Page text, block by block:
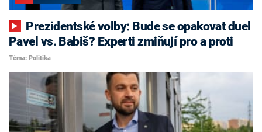
Pavel vs. Babiš? Experti zmiňují pro a proti
Téma: Politika